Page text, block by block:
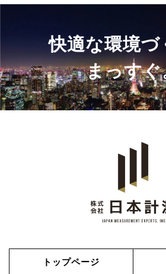
快適な環境づ
まっすぐ
トップページ